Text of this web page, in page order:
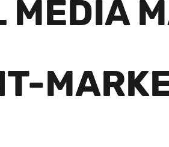
MEDIA